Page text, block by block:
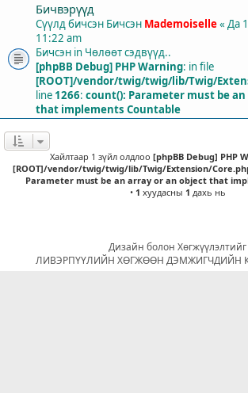
Бичвэрүүд
Сүүлд бичсэн Бичсэн Mademoiselle« Да
11:22 am
Бичсэн in Чөлөөт сэдвүүд..
[phpBB Debug] PHP Warning: in file
[ROOT]/vendor/twig/twig/lib/Twig/
line 1266: count(): Parameter must be
that implements Countable
Хайлтаар 1 зүйл олдлоо [phpBB Debug] PHP
[ROOT]/vendor/twig/twig/lib/Twig/Extension/
Parameter must be an array or an object that
• 1 хуудасны 1 дахь нь
Дизайн болон Хөгжүүлэлтийг
ЛИВЭРПҮҮЛИЙН ХӨГЖӨӨН ДЭМЖИГЧДИЙН